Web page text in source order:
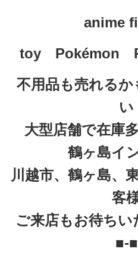
anime
toy Pokémon
不用品も売れるか
い
大型店舗で在庫
鶴ヶ島イ
川越市、鶴ヶ島、
客
ご来店もお待ちい
■-